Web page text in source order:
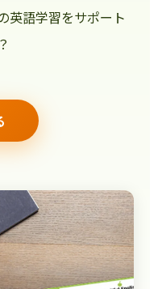
英語学習をサポート